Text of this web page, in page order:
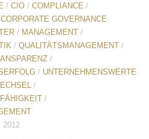
/ CIO / COMPLIANCE /
CORPORATE GOVERNANCE
/ MANAGEMENT /
/ QUALITÄTSMANAGEMENT /
/
/ UNTERNEHMENSWERTE
/
/
2012